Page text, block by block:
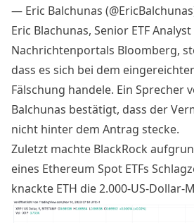
— Eric Balchunas
Eric Blachunas, Senior ETF Analyst
Nachrichtenportals Bloomberg,
dass es sich bei dem
Fälschung handele. Ein Sprecher
Balchunas bestätigt, dass der
nicht hinter dem Antrag stecke.
Zuletzt machte BlackRock
eines Ethereum Spot ETFs
knackte ETH die 2.000-US-Dollar-